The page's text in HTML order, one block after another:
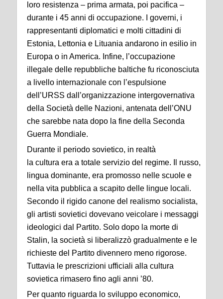
loro resistenza – prima armata, poi pacifica –
durante i 45 anni di occupazione. I governi, i
rappresentanti diplomatici e molti cittadini di
Estonia, Lettonia e Lituania andarono in esilio in
Europa o in America. Infine, l’occupazione
illegale delle repubbliche baltiche fu riconosciuta
a livello internazionale con l’espulsione
dell’URSS dall’organizzazione intergovernativa
della Società delle Nazioni, antenata dell’ONU
che sarebbe nata dopo la fine della Seconda
Guerra Mondiale.
Durante il periodo sovietico, in realtà
la cultura era a totale servizio del regime. Il russo,
lingua dominante, era promosso nelle scuole e
nella vita pubblica a scapito delle lingue locali.
Secondo il rigido canone del realismo socialista,
gli artisti sovietici dovevano veicolare i messaggi
ideologici dal Partito. Solo dopo la morte di
Stalin, la società si liberalizzò gradualmente e le
richieste del Partito divennero meno rigorose.
Tuttavia le prescrizioni ufficiali alla cultura
sovietica rimasero fino agli anni ’80.
Per quanto riguarda lo sviluppo economico,